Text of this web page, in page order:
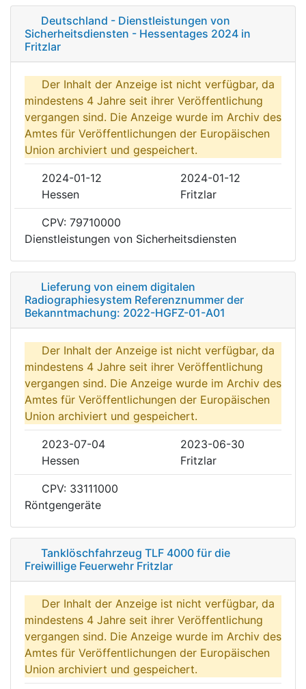
Deutschland - Dienstleistungen von
Sicherheitsdiensten - Hessentages 2024 in
Fritzlar
Der Inhalt der Anzeige ist nicht verfügbar, da
mindestens 4 Jahre seit ihrer Veröffentlichung
vergangen sind. Die Anzeige wurde im Archiv des
Amtes für Veröffentlichungen der Europäischen
Union archiviert und gespeichert.
2024-01-12
2024-01-12
Hessen
Fritzlar
CPV: 79710000
Dienstleistungen von Sicherheitsdiensten
Lieferung von einem digitalen
Radiographiesystem Referenznummer der
Bekanntmachung: 2022-HGFZ-01-A01
Der Inhalt der Anzeige ist nicht verfügbar, da
mindestens 4 Jahre seit ihrer Veröffentlichung
vergangen sind. Die Anzeige wurde im Archiv des
Amtes für Veröffentlichungen der Europäischen
Union archiviert und gespeichert.
2023-07-04
2023-06-30
Hessen
Fritzlar
CPV: 33111000
Röntgengeräte
Tanklöschfahrzeug TLF 4000 für die
Freiwillige Feuerwehr Fritzlar
Der Inhalt der Anzeige ist nicht verfügbar, da
mindestens 4 Jahre seit ihrer Veröffentlichung
vergangen sind. Die Anzeige wurde im Archiv des
Amtes für Veröffentlichungen der Europäischen
Union archiviert und gespeichert.